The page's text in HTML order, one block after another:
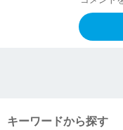
キーワードから探す